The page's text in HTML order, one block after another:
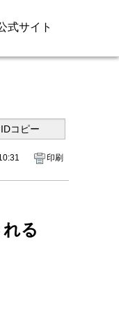
式サイト
印刷
る